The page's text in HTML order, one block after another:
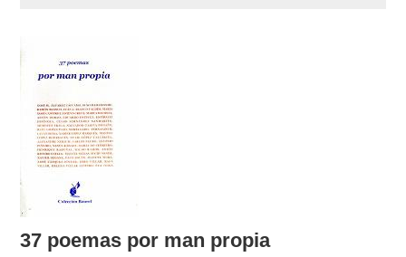
videoteca
materiais didácticos
outros docs
37 poemas por man propia